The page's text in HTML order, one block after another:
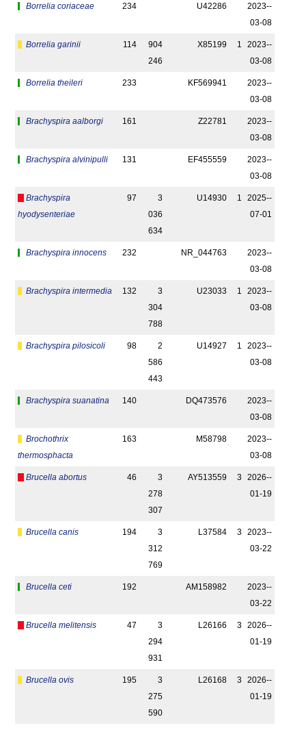
Borrelia coriaceae 234 U42286
2023-­
03-08
Borrelia garinii 114
904
246
X85199 1
2023-­
03-08
Borrelia theileri 233 KF569941
2023-­
03-08
Brachyspira aalborgi 161 Z22781
2023-­
03-08
Brachyspira alvinipulli 131 EF455559
2023-­
03-08
Brachyspira
hyodysenteriae
97
3
036
634
U14930 1
2025-­
07-01
Brachyspira innocens 232 NR_044763
2023-­
03-08
Brachyspira intermedia 132
3
304
788
U23033 1
2023-­
03-08
Brachyspira pilosicoli 98
2
586
443
U14927 1
2023-­
03-08
Brachyspira suanatina 140 DQ473576
2023-­
03-08
Brochothrix
thermosphacta
163 M58798
2023-­
03-08
Brucella abortus 46
3
278
307
AY513559 3
2026-­
01-19
Brucella canis 194
3
312
769
L37584 3
2023-­
03-22
Brucella ceti 192 AM158982
2023-­
03-22
Brucella melitensis 47
3
294
931
L26166 3
2026-­
01-19
Brucella ovis 195
3
275
590
L26168 3
2026-­
01-19